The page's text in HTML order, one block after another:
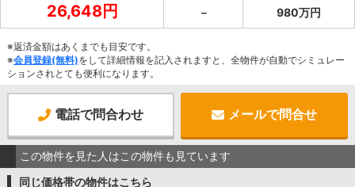
26,648円 － 980万円
※返済金額はあくまでも目安です。
※会員登録(無料)をして詳細情報を記入されますと、全物件が自動でシミュレー
ションされとても便利になります。
電話で問合わせ メールで問合せ
この物件を見た人はこの物件も見ています
同じ価格帯の物件はこちら